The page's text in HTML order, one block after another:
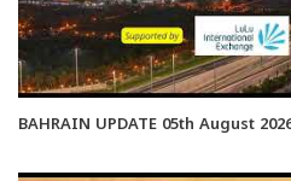
BAHRAIN UPDATE 05th August